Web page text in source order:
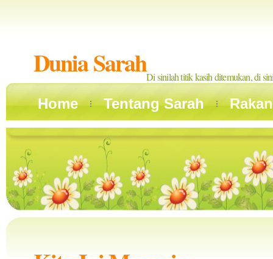
Dunia SarahDi sinilah titik kasih ditemukan, di
Home Tentang Sarah